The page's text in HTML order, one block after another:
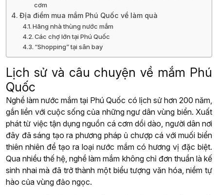
cơm
Địa điểm mua mắm Phú Quốc về làm quà
Hãng nhà thùng nước mắm
Các chợ lớn tại Phú Quốc
“Shopping” tại sân bay
Lịch sử và câu chuyện về mắm Phú
Quốc
Nghề làm nước mắm tại Phú Quốc có lịch sử hơn 200 năm,
gắn liền với cuộc sống của những ngư dân vùng biển. Xuất
phát từ việc tận dụng nguồn cá cơm dồi dào, người dân nơi
đây đã sáng tạo ra phương pháp ủ chượp cá với muối biển
thiên nhiên để tạo ra loại nước mắm có hương vị đặc biệt.
Qua nhiều thế hệ, nghề làm mắm không chỉ đơn thuần là kế
sinh nhai mà đã trở thành một biểu tượng văn hóa, niềm tự
hào của vùng đảo ngọc.